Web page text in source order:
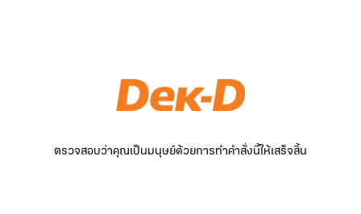
ตรวจสอบว่าคุณเป็นมนุษย์ด้วยการทำคำสั่งนี้ให้เสร็จสิ้น